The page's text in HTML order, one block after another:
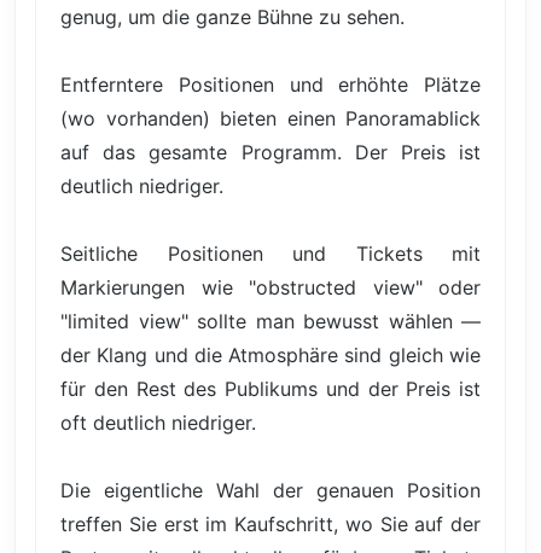
genug, um die ganze Bühne zu sehen.
Entferntere Positionen und erhöhte Plätze
(wo vorhanden) bieten einen Panoramablick
auf das gesamte Programm. Der Preis ist
deutlich niedriger.
Seitliche Positionen und Tickets mit
Markierungen wie "obstructed view" oder
"limited view" sollte man bewusst wählen —
der Klang und die Atmosphäre sind gleich wie
für den Rest des Publikums und der Preis ist
oft deutlich niedriger.
Die eigentliche Wahl der genauen Position
treffen Sie erst im Kaufschritt, wo Sie auf der